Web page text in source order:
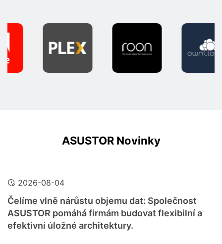
ASUSTOR Novinky
2026-08-04
Čelíme vlně nárůstu objemu dat: Společnost
ASUSTOR pomáhá firmám budovat flexibilní a
efektivní úložné architektury.